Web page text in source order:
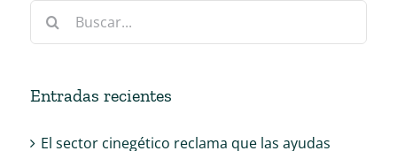
Buscar:
Entradas recientes
El sector cinegético reclama que las ayudas